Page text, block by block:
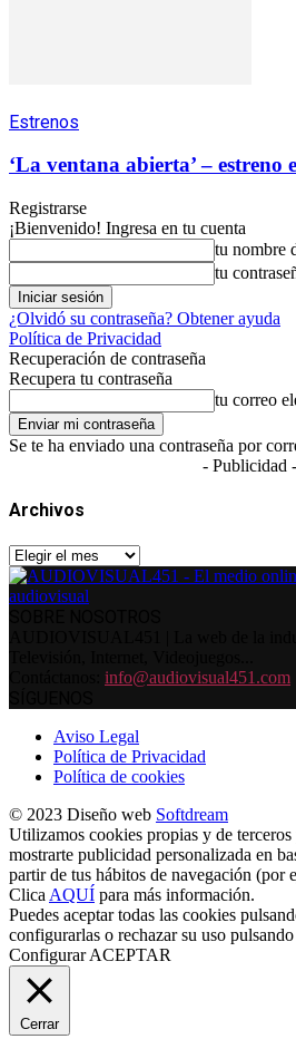
Estrenos
‘La ventana abierta’ – estreno
Registrarse
¡Bienvenido! Ingresa en tu cuenta
tu nombre
tu
¿Olvidó su contraseña? Obtener ayuda
Política de Privacidad
Recuperación de contraseña
Recupera tu contraseña
tu correo
Se te ha enviado una contraseña por
- Publicidad -
Archivos
Archivos
info@audiovisual451.com
Aviso Legal
Política de Privacidad
Política de cookies
© 2023 Diseño web Softdream
Utilizamos cookies propias y de
mostrarte publicidad personalizada en
partir de tus hábitos de navegación (por
Clica AQUÍ para más información.
Puedes aceptar todas las cookies
configurarlas o rechazar su uso
Configurar ACEPTAR
Cerrar